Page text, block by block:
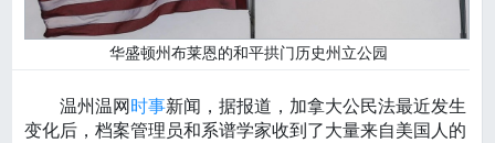
华盛顿州布莱恩的和平拱门历史州立公园
温州温网 时事新闻，据报道，加拿大公民法最近发生
变化后，档案管理员和系谱学家收到了大量来自美国人的